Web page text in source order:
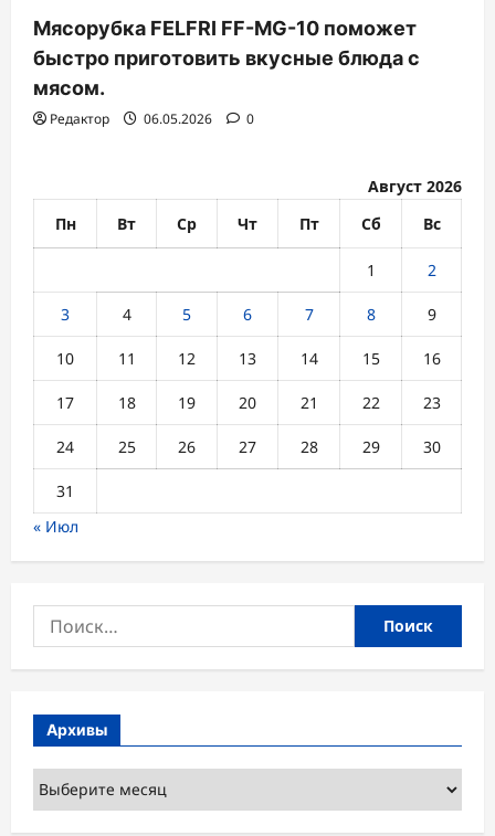
Мясорубка FELFRI FF-MG-10 поможет
быстро приготовить вкусные блюда с
мясом.
Редактор 06.05.2026 0
Август 2026
Пн
Вт Ср Чт Пт Сб Вс
1 2
3 4 5 6 7 8 9
10 11 12 13 14 15 16
17 18 19 20 21 22 23
24 25 26 27 28 29 30
31
« Июл
Найти:
Архивы
Архивы